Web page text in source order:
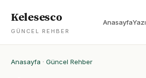
Kelesesco
GÜNCEL REHBER
Anasayfa
Anasayfa · Güncel Rehber